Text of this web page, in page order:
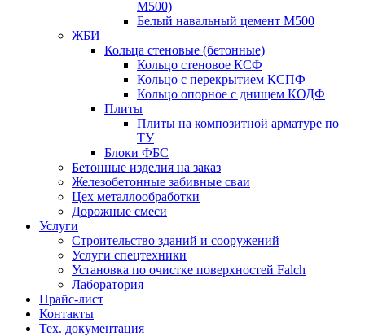
М500)
Белый навальный цемент М500
ЖБИ
Кольца стеновые (бетонные)
Кольцо стеновое КСФ
Кольцо с перекрытием КСПФ
Кольцо опорное с днищем КОДФ
Плиты
Плиты на композитной арматуре по
ТУ
Блоки ФБС
Бетонные изделия на заказ
Железобетонные забивные сваи
Цех металлообработки
Дорожные смеси
Услуги
Строительство зданий и сооружений
Услуги спецтехники
Установка по очистке поверхностей Falch
Лаборатория
Прайс-лист
Контакты
Тех. документация